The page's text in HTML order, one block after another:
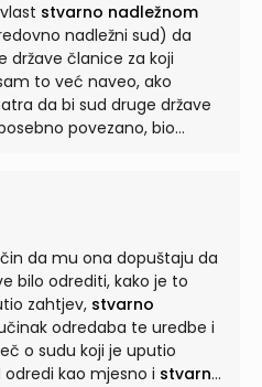
stvarno nadležnom
nadležni sud) da
članice za koji
sam to već naveo, ako
da bi sud druge države
povezano, bio
i to čak i kad u državi
sud... Uredbe br.
za upućivanje
drugom sudu. ...
da mu ona dopuštaju da
bilo odrediti, kako je to
zahtjev, stvarno
o sudu koji je uputio
kao mjesno i stvarno